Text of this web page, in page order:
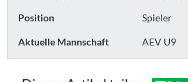
Position Spieler
Aktuelle Mannschaft AEV U9